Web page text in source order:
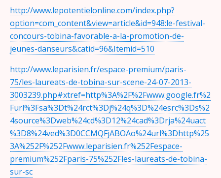
http://www.lepotentielonline.com/index.php?
option=com_content&view=article&id=948:le-festival-
concours-tobina-favorable-a-la-promotion-de-
jeunes-danseurs&catid=96&Itemid=510
http://www.leparisien.fr/espace-premium/paris-
75/les-laureats-de-tobina-sur-scene-24-07-2013-
3003239.php#xtref=http%3A%2F%2Fwww.google.fr%2
Furl%3Fsa%3Dt%24rct%3Dj%24q%3D%24esrc%3Ds%2
4source%3Dweb%24cd%3D12%24cad%3Drja%24uact
%3D8%24ved%3D0CCMQFjABOAo%24url%3Dhttp%25
3A%252F%252Fwww.leparisien.fr%252Fespace-
premium%252Fparis-75%252Fles-laureats-de-tobina-
sur-sc